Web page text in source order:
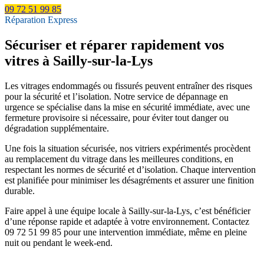
09 72 51 99 85
Réparation Express
Sécuriser et réparer rapidement vos
vitres à Sailly-sur-la-Lys
Les vitrages endommagés ou fissurés peuvent entraîner des risques
pour la sécurité et l’isolation. Notre service de dépannage en
urgence se spécialise dans la mise en sécurité immédiate, avec une
fermeture provisoire si nécessaire, pour éviter tout danger ou
dégradation supplémentaire.
Une fois la situation sécurisée, nos vitriers expérimentés procèdent
au remplacement du vitrage dans les meilleures conditions, en
respectant les normes de sécurité et d’isolation. Chaque intervention
est planifiée pour minimiser les désagréments et assurer une finition
durable.
Faire appel à une équipe locale à Sailly-sur-la-Lys, c’est bénéficier
d’une réponse rapide et adaptée à votre environnement. Contactez
09 72 51 99 85 pour une intervention immédiate, même en pleine
nuit ou pendant le week-end.